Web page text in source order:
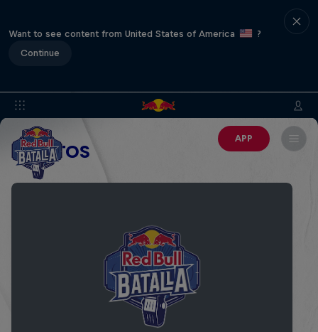
Want to see content from United States of America
?
Continue
APP
EVENTOS